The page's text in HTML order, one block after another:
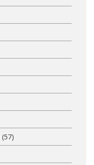
(57)